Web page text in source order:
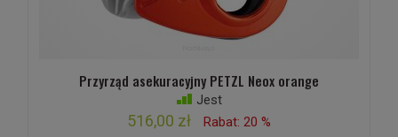
Przyrząd asekuracyjny PETZL Neox orange
Jest
516,00 zł Rabat: 20 %